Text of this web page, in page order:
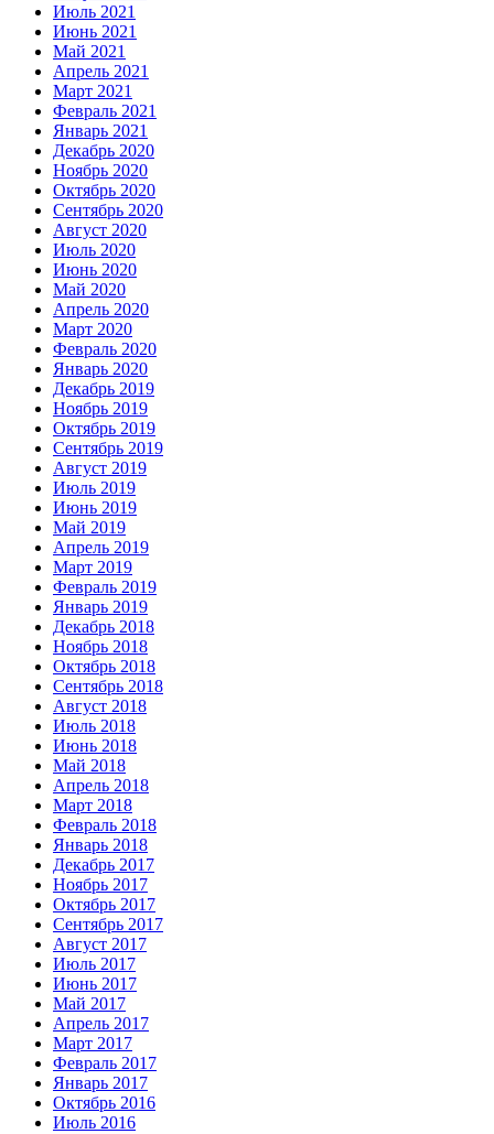
Июль 2021
Июнь 2021
Май 2021
Апрель 2021
Март 2021
Февраль 2021
Январь 2021
Декабрь 2020
Ноябрь 2020
Октябрь 2020
Сентябрь 2020
Август 2020
Июль 2020
Июнь 2020
Май 2020
Апрель 2020
Март 2020
Февраль 2020
Январь 2020
Декабрь 2019
Ноябрь 2019
Октябрь 2019
Сентябрь 2019
Август 2019
Июль 2019
Июнь 2019
Май 2019
Апрель 2019
Март 2019
Февраль 2019
Январь 2019
Декабрь 2018
Ноябрь 2018
Октябрь 2018
Сентябрь 2018
Август 2018
Июль 2018
Июнь 2018
Май 2018
Апрель 2018
Март 2018
Февраль 2018
Январь 2018
Декабрь 2017
Ноябрь 2017
Октябрь 2017
Сентябрь 2017
Август 2017
Июль 2017
Июнь 2017
Май 2017
Апрель 2017
Март 2017
Февраль 2017
Январь 2017
Октябрь 2016
Июль 2016